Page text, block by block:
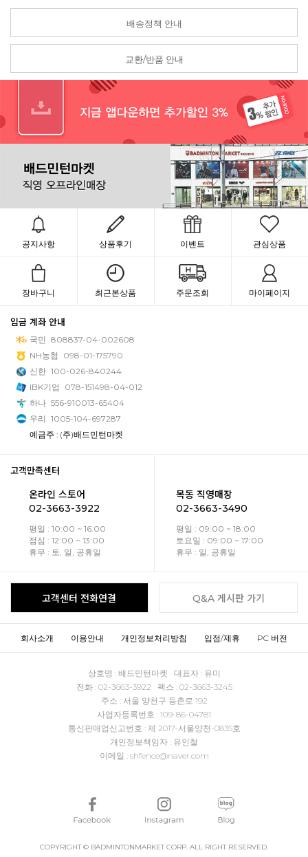
배송정책 안내
교환/반품 안내
공지사항 상품후기 이벤트 관심상품
장바구니 최근본상품 주문조회 마이페이지
입금 계좌 안내
국민 808837-04-002608
NH농협
098-01-175790
신한 100-026-840244
IBK기업
078-151498-04-012
하나 556-910013-65404
우리 1005-104-697287
예금주 : (주)배드민턴마켓
고객만족센터
온라인 스토어
02-3663-3922
평일 : 10:00 ~ 16:00
점심 : 12:00 ~ 13:00
휴무 : 토, 일, 공휴일
목동 직영매장
02-3663-3490
평일 : 09:00 ~ 18:00
토요일 : 09:00 ~ 17:00
휴무 : 일, 공휴일
고객센터 전화연결 Q&A 게시판 가기
회사소개 이용안내 개인정보처리방침 입점/제휴 PC 버전
상호명 : 배드민턴마켓 대표자 : 유미
전화 : 02-3663-3922 팩스 : 02-3663-3245
주소 : 서울 양천구 등촌로 192
사업자등록번호 : 109-86-04781
통신판매업신고번호 : 제 2017-서울양천-0835호
개인정보책임자 : 유인철
이메일 : shfence@naver.com
COPYRIGHT © BADMINTONMARKET CORP. ALL RIGHT RESERVED.